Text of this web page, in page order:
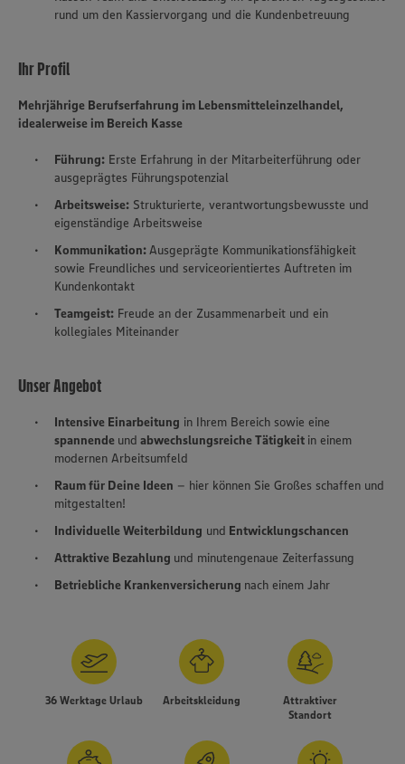
rund um den Kassiervorgang und die Kundenbetreuung
Ihr Profil
Mehrjährige Berufserfahrung im Lebensmitteleinzelhandel,
idealerweise im Bereich Kasse
Führung: Erste Erfahrung in der Mitarbeiterführung oder
ausgeprägtes Führungspotenzial
Arbeitsweise: Strukturierte, verantwortungsbewusste und
eigenständige Arbeitsweise
Kommunikation:Ausgeprägte Kommunikationsfähigkeit
sowie Freundliches und serviceorientiertes Auftreten im
Kundenkontakt
Teamgeist: Freude an der Zusammenarbeit und ein
kollegiales Miteinander
Unser Angebot
Intensive Einarbeitung in Ihrem Bereich sowie eine
spannende und abwechslungsreiche Tätigkeit in einem
modernen Arbeitsumfeld
Raum für Deine Ideen – hier können Sie Großes schaffen und
mitgestalten!
Individuelle Weiterbildung und Entwicklungschancen
Attraktive Bezahlung und minutengenaue Zeiterfassung
Betriebliche Krankenversicherung nach einem Jahr
36 Werktage Urlaub Arbeitskleidung
Attraktiver
Standort